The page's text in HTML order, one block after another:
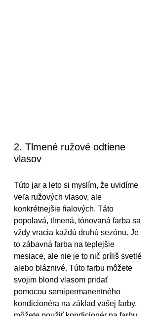
2. Tlmené ružové odtiene
vlasov
Túto jar a leto si myslím, že uvidíme
veľa ružových vlasov, ale
konkrétnejšie fialových. Táto
popolavá, tlmená, tónovaná farba sa
vždy vracia každú druhú sezónu. Je
to zábavná farba na teplejšie
mesiace, ale nie je to nič príliš svetlé
alebo bláznivé. Túto farbu môžete
svojim blond vlasom pridať
pomocou semipermanentného
kondicionéra na základ vašej farby,